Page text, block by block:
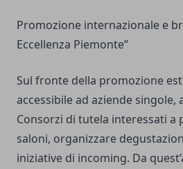
Promozione internazionale e
Eccellenza Piemonte”
Sul fronte della promozione
accessibile ad aziende singole,
Consorzi di tutela interessati a
saloni, organizzare
iniziative di incoming. Da